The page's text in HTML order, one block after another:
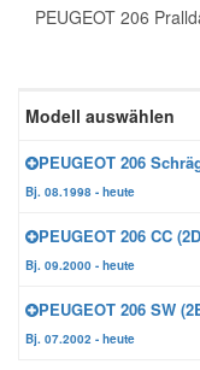
PEUGEOT 206
Modell auswählen
PEUGEOT 206
Bj. 08.1998 - heute
PEUGEOT 206 CC
Bj. 09.2000 - heute
PEUGEOT 206 SW
Bj. 07.2002 - heute
Zündanlage und
Reparatur-
Karosserie
Werkstattbedarf
Winter-
Daihatsu
Dodge
Honda
Hyundai